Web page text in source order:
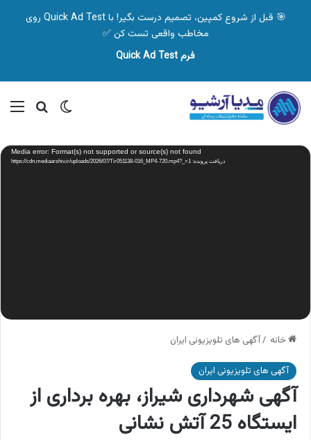
🎯 قبل از شروع کمپین، تصمیم درست بگیر! با Quick Ad Test روی
مخاطب واقعی تست کن ✅
فرم Quick Ad Test
تغییر پوسته
نمایشگر
ویدیو Media error: Format(s) not supported or source(s) not found
دریافت پرونده: https://cdn.mediaarshiv.ir/uploads/2026/07/Tir051138-016_MP4-720.mp4?_=1
خانه /آگهی های تلویزیونی ایران
آگهی های تلویزیونی ایران
آگهی شهرداری شیراز، بهره برداری از
ایستگاه 25 آتش نشانی